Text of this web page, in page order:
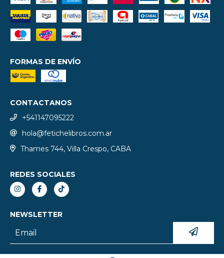
FORMAS DE ENVÍO
CONTACTANOS
+541147095222
hola@fetichelibros.com.ar
Thames 744, Villa Crespo, CABA
REDES SOCIALES
NEWSLETTER